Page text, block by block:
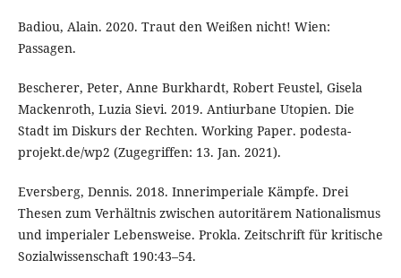
Badiou, Alain. 2020. Traut den Weißen nicht! Wien:
Passagen.
Bescherer, Peter, Anne Burkhardt, Robert Feustel, Gisela
Mackenroth, Luzia Sievi. 2019. Antiurbane Utopien. Die
Stadt im Diskurs der Rechten. Working Paper. podesta-
projekt.de/wp2 (Zugegriffen: 13. Jan. 2021).
Eversberg, Dennis. 2018. Innerimperiale Kämpfe. Drei
Thesen zum Verhältnis zwischen autoritärem Nationalismus
und imperialer Lebensweise. Prokla. Zeitschrift für kritische
Sozialwissenschaft 190:43–54.